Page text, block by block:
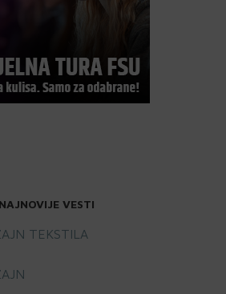
NAJNOVIJE VESTI
TEKSTILA